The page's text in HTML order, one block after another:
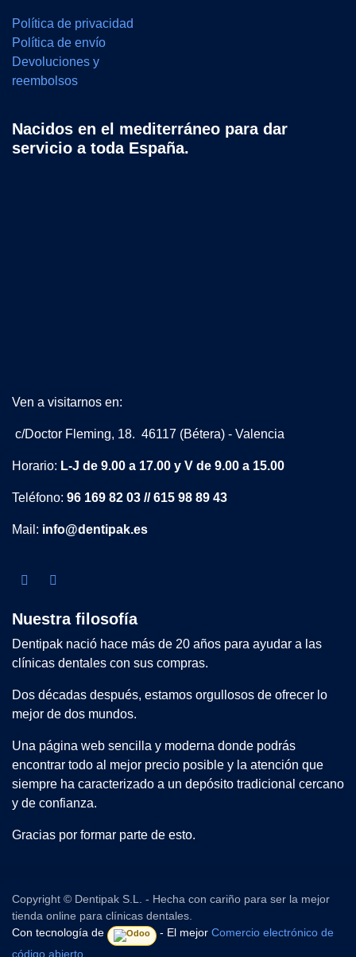
Política de privacidad
Política de envío
Devoluciones y
reembolsos
Nacidos en el mediterráneo para dar
servicio a toda España.
Ven a visitarnos en:
c/Doctor Fleming, 18. 46117 (Bétera) - Valencia
Horario: L-J de 9.00 a 17.00 y V de 9.00 a 15.00
Teléfono: 96 169 82 03 // 615 98 89 43
Mail: info@dentipak.es
Nuestra filosofía
Dentipak nació hace más de 20 años para ayudar a las
clínicas dentales con sus compras.
Dos décadas después, estamos orgullosos de ofrecer lo
mejor de dos mundos.
Una página web sencilla y moderna donde podrás
encontrar todo al mejor precio posible y la atención que
siempre ha caracterizado a un depósito tradicional cercano
y de confianza.
Gracias por formar parte de esto.
Copyright © Dentipak S.L. - Hecha con cariño para ser la mejor
tienda online para clínicas dentales.
Con tecnología de
- El mejor Comercio electrónico de
código abierto